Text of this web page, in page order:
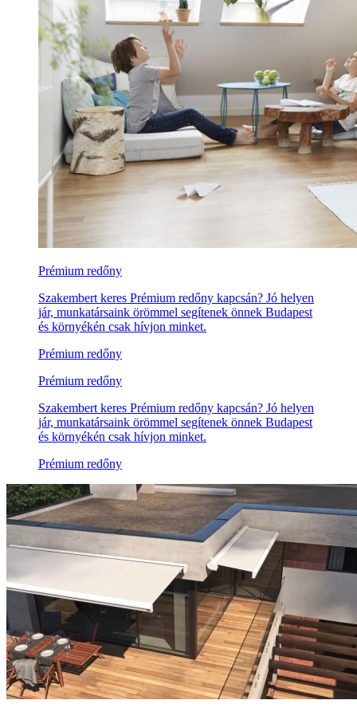
Prémium redőny
Szakembert keres Prémium redőny kapcsán? Jó helyen
jár, munkatársaink örömmel segítenek önnek Budapest
és környékén csak hívjon minket.
Prémium redőny
Prémium redőny
Szakembert keres Prémium redőny kapcsán? Jó helyen
jár, munkatársaink örömmel segítenek önnek Budapest
és környékén csak hívjon minket.
Prémium redőny